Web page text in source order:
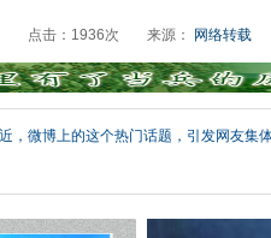
点击： 1936次 来源： 网络转载
，微博上的这个热门话题，引发网友集